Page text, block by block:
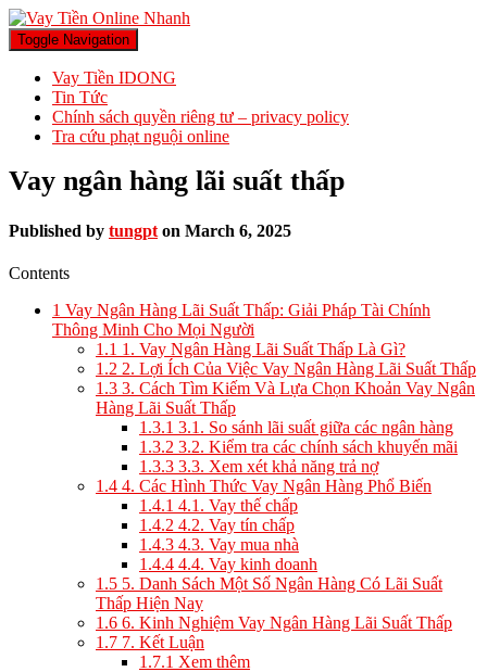
Toggle Navigation
Vay Tiền IDONG
Tin Tức
Chính sách quyền riêng tư – privacy policy
Tra cứu phạt nguội online
Vay ngân hàng lãi suất thấp
Published by tungpt on March 6, 2025
Contents
1 Vay Ngân Hàng Lãi Suất Thấp: Giải Pháp Tài Chính
Thông Minh Cho Mọi Người
1.1 1. Vay Ngân Hàng Lãi Suất Thấp Là Gì?
1.2 2. Lợi Ích Của Việc Vay Ngân Hàng Lãi Suất Thấp
1.3 3. Cách Tìm Kiếm Và Lựa Chọn Khoản Vay Ngân
Hàng Lãi Suất Thấp
1.3.1 3.1. So sánh lãi suất giữa các ngân hàng
1.3.2 3.2. Kiểm tra các chính sách khuyến mãi
1.3.3 3.3. Xem xét khả năng trả nợ
1.4 4. Các Hình Thức Vay Ngân Hàng Phổ Biến
1.4.1 4.1. Vay thế chấp
1.4.2 4.2. Vay tín chấp
1.4.3 4.3. Vay mua nhà
1.4.4 4.4. Vay kinh doanh
1.5 5. Danh Sách Một Số Ngân Hàng Có Lãi Suất
Thấp Hiện Nay
1.6 6. Kinh Nghiệm Vay Ngân Hàng Lãi Suất Thấp
1.7 7. Kết Luận
1.7.1 Xem thêm